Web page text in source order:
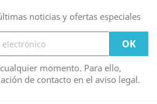
noticias y ofertas especiales
momento. Para ello,
de contacto en el aviso legal.